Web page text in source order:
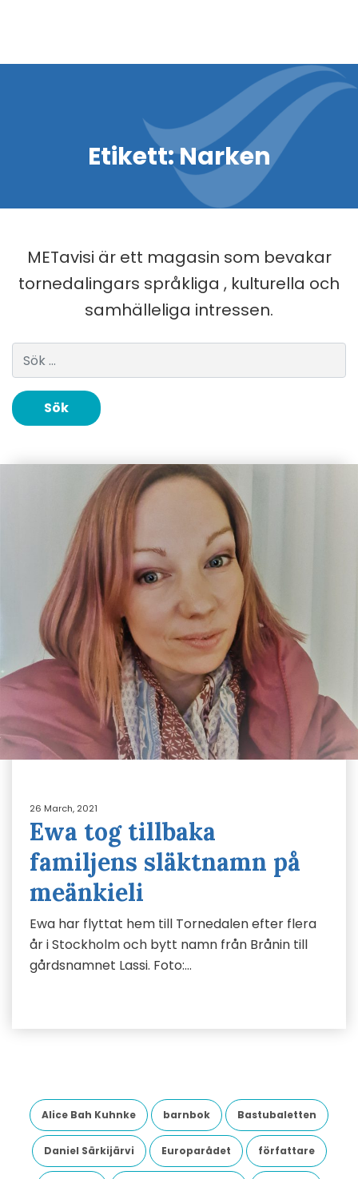
Etikett:Narken
METavisi är ett magasin som bevakar
tornedalingars språkliga , kulturella och
samhälleliga intressen.
Sök efter:
26 March, 2021
Ewa tog tillbaka
familjens släktnamn på
meänkieli
Ewa har flyttat hem till Tornedalen efter flera
år i Stockholm och bytt namn från Brånin till
gårdsnamnet Lassi. Foto:…
Alice Bah Kuhnke barnbok Bastubaletten
Daniel Särkijärvi Europarådet författare